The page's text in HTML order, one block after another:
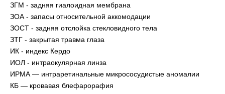
ЗГМ - задняя гиалоидная мембрана
ЗОА - запасы относительной аккомодации
ЗОСТ - задняя отслойка стекловидного тела
ЗТГ - закрытая травма глаза
ИК - индекс Кердо
ИОЛ - интраокулярная линза
ИРМА — интраретинальные микрососудистые аномалии
КБ — кровавая блефарорафия